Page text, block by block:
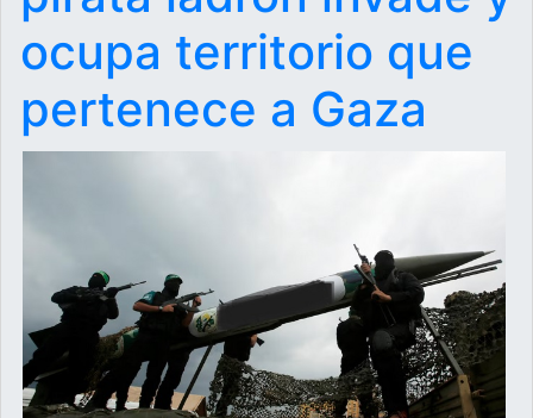
ocupa territorio que
pertenece a Gaza